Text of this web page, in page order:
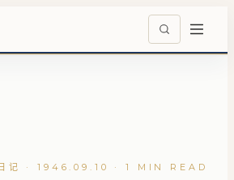
记 · 1946.09.10 · 1 MIN READ